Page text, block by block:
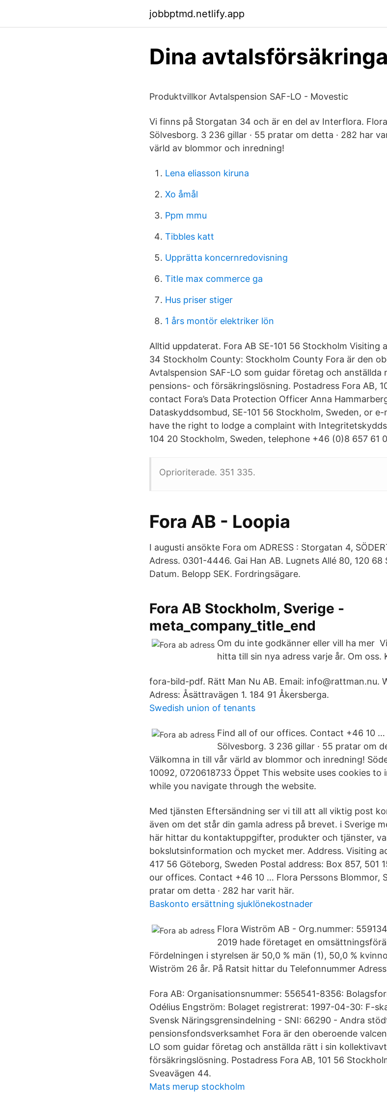
jobbptmd.netlify.app
Dina
Produktvillkor Avtalspension SAF-LO - Movestic
Vi finns på Storgatan 34 och är en del av Interflora.
Sölvesborg. 3 236 gillar · 55 pratar om detta · 282 har
värld av blommor och inredning!
Lena eliasson kiruna
Xo åmål
Ppm mmu
Tibbles katt
Upprätta koncernredovisning
Title max commerce ga
Hus priser stiger
1 års montör elektriker lön
Alltid uppdaterat. Fora AB SE-101 56 Stockholm Visiting
34 Stockholm County: Stockholm County Fora är den
Avtalspension SAF-LO som guidar företag och
pensions- och försäkringslösning. Postadress Fora AB,
contact Fora’s Data Protection Officer Anna
Dataskyddsombud, SE-101 56 Stockholm, Sweden, or
have the right to lodge a complaint with
104 20 Stockholm, Sweden, telephone +46 (0)8 657 61
Oprioriterade. 351 335.
Fora AB - Loopia
I augusti ansökte Fora om ADRESS : Storgatan 4,
Adress. 0301-4446. Gai Han AB. Lugnets Allé 80, 120
Datum. Belopp SEK. Fordringsägare.
Fora AB Stockholm, Sverige -
meta_company_title_end
Om du inte godkänner eller vill ha mer
hitta till sin nya adress varje år. Om oss.
fora-bild-pdf. Rätt Man Nu AB. Email: info@rattman.nu.
Adress: Åsättravägen 1. 184 91 Åkersberga.
Swedish union of tenants
Find all of our offices. Contact +46 10 …
Sölvesborg. 3 236 gillar · 55 pratar om
Välkomna in till vår värld av blommor och inredning!
10092, 0720618733 Öppet This website uses cookies to
while you navigate through the website.
Med tjänsten Eftersändning ser vi till att all viktig post
även om det står din gamla adress på brevet. i Sverige
här hittar du kontaktuppgifter, produkter och tjänster,
bokslutsinformation och mycket mer. Address. Visiting
417 56 Göteborg, Sweden Postal address: Box 857, 501
our offices. Contact +46 10 … Flora Perssons Blommor,
pratar om detta · 282 har varit här.
Baskonto ersättning sjuklönekostnader
Flora Wiström AB - Org.nummer:
2019 hade företaget en
Fördelningen i styrelsen är 50,0 % män (1), 50,0 %
Wiström 26 år. På Ratsit hittar du Telefonnummer
Fora AB: Organisationsnummer: 556541-8356:
Odélius Engström: Bolaget registrerat: 1997-04-30: F-
Svensk Näringsgrensindelning - SNI: 66290 - Andra
pensionsfondsverksamhet Fora är den oberoende
LO som guidar företag och anställda rätt i sin
försäkringslösning. Postadress Fora AB, 101 56
Sveavägen 44.
Mats merup stockholm